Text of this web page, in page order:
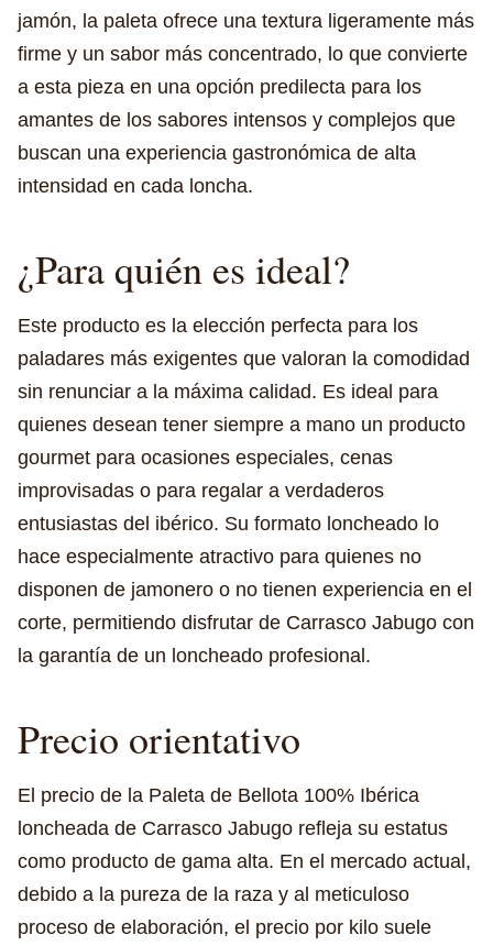
jamón, la paleta ofrece una textura ligeramente más
firme y un sabor más concentrado, lo que convierte
a esta pieza en una opción predilecta para los
amantes de los sabores intensos y complejos que
buscan una experiencia gastronómica de alta
intensidad en cada loncha.
¿Para quién es ideal?
Este producto es la elección perfecta para los
paladares más exigentes que valoran la comodidad
sin renunciar a la máxima calidad. Es ideal para
quienes desean tener siempre a mano un producto
gourmet para ocasiones especiales, cenas
improvisadas o para regalar a verdaderos
entusiastas del ibérico. Su formato loncheado lo
hace especialmente atractivo para quienes no
disponen de jamonero o no tienen experiencia en el
corte, permitiendo disfrutar de Carrasco Jabugo con
la garantía de un loncheado profesional.
Precio orientativo
El precio de la Paleta de Bellota 100% Ibérica
loncheada de Carrasco Jabugo refleja su estatus
como producto de gama alta. En el mercado actual,
debido a la pureza de la raza y al meticuloso
proceso de elaboración, el precio por kilo suele